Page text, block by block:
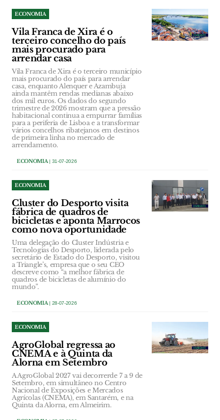
ECONOMIA
Vila Franca de Xira é o
terceiro concelho do país
mais procurado para
arrendar casa
Vila Franca de Xira é o terceiro município
mais procurado do país para arrendar
casa, enquanto Alenquer e Azambuja
ainda mantêm rendas medianas abaixo
dos mil euros. Os dados do segundo
trimestre de 2026 mostram que a pressão
habitacional continua a empurrar famílias
para a periferia de Lisboa e a transformar
vários concelhos ribatejanos em destinos
de primeira linha no mercado de
arrendamento.
ECONOMIA | 31-07-2026
ECONOMIA
Cluster do Desporto visita
fábrica de quadros de
bicicletas e aponta Marrocos
como nova oportunidade
Uma delegação do Cluster Indústria e
Tecnologias do Desporto, liderada pelo
secretário de Estado do Desporto, visitou
a Triangle’s, empresa que o seu CEO
descreve como “a melhor fábrica de
quadros de bicicletas de alumínio do
mundo”.
ECONOMIA | 28-07-2026
ECONOMIA
AgroGlobal regressa ao
CNEMA e à Quinta da
Alorna em Setembro
A AgroGlobal 2027 vai decorrerde 7 a 9 de
Setembro, em simultâneo no Centro
Nacional de Exposições e Mercados
Agrícolas (CNEMA), em Santarém, e na
Quinta da Alorna, em Almeirim.